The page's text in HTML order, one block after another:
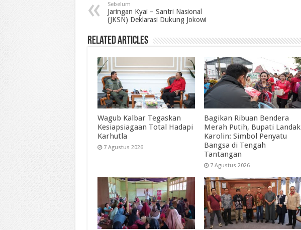
Sebelum
Jaringan Kyai – Santri Nasional
(JKSN) Deklarasi Dukung Jokowi
Related Articles
Wagub Kalbar Tegaskan
Kesiapsiagaan Total Hadapi
Karhutla
7 Agustus 2026
Bagikan Ribuan Bendera
Merah Putih, Bupati Landak
Karolin: Simbol Penyatu
Bangsa di Tengah
Tantangan
7 Agustus 2026